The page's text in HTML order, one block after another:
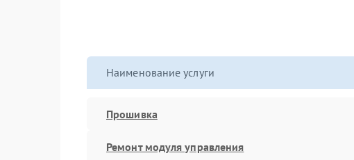
Наименование услуги
Прошивка
Ремонт модуля управления